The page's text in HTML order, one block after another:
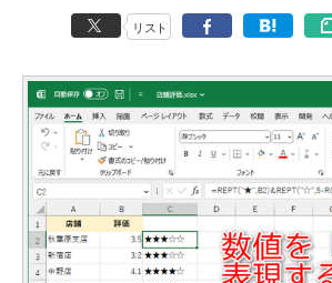
リスト